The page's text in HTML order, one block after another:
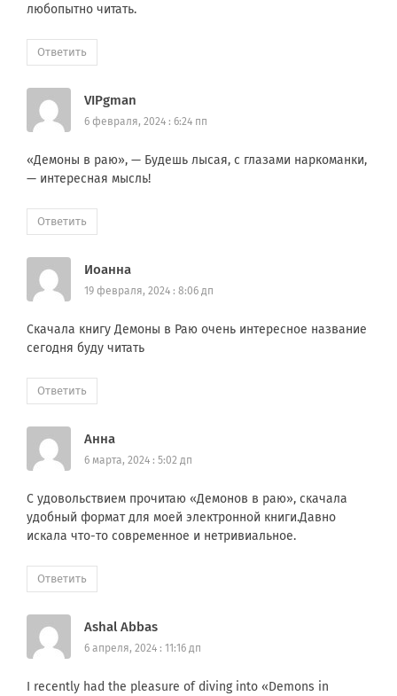
любопытно читать.
Ответить
VIPgman
6 февраля, 2024 : 6:24 пп
«Демоны в раю», — Будешь лысая, с глазами наркоманки,
— интересная мысль!
Ответить
Иоанна
19 февраля, 2024 : 8:06 дп
Скачала книгу Демоны в Раю очень интересное название
сегодня буду читать
Ответить
Анна
6 марта, 2024 : 5:02 дп
С удовольствием прочитаю «Демонов в раю», скачала
удобный формат для моей электронной книги.Давно
искала что-то современное и нетривиальное.
Ответить
Ashal Abbas
6 апреля, 2024 : 11:16 дп
I recently had the pleasure of diving into «Demons in